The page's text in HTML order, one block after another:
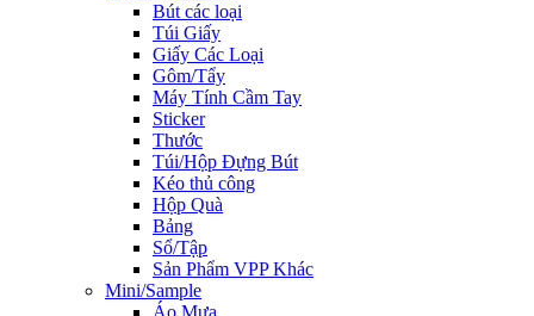
Bút các loại
Túi Giấy
Giấy Các Loại
Gôm/Tẩy
Máy Tính Cầm Tay
Sticker
Thước
Túi/Hộp Đựng Bút
Kéo thủ công
Hộp Quà
Bảng
Sổ/Tập
Sản Phẩm VPP Khác
Mini/Sample